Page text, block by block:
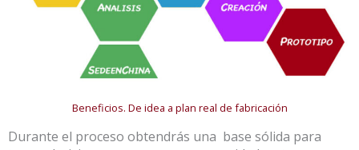
Beneficios. De idea a plan real de fabricación
Durante el proceso obtendrás una base sólida para